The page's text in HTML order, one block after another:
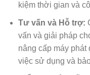
kiệm thời gian và
Tư vấn và Hỗ trợ:
vấn và giải pháp
nâng cấp máy phát
việc sử dụng và